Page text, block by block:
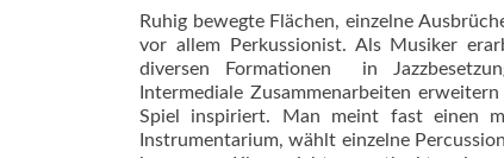
Ruhig bewegte Flächen, einzelne
vor allem Perkussionist. Als Musiker
diversen Formationen  in
Intermediale Zusammenarbeiten
Spiel inspiriert. Man meint fast einen
Instrumentarium, wählt einzelne